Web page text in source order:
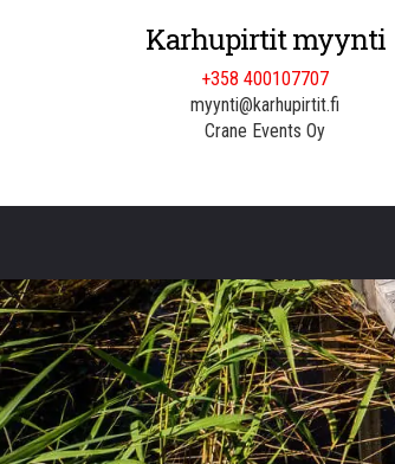
Karhupirtit myynti
+358 400107707
myynti@karhupirtit.fi
Crane Events Oy